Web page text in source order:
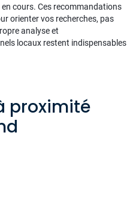
cours. Ces recommandations
orienter vos recherches, pas
analyse et
locaux restent indispensables
proximité